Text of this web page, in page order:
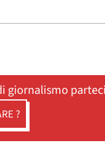
giornalismo
?